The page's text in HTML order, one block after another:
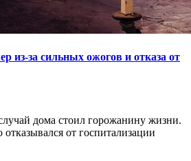
из-за сильных ожогов и отказа от
дома стоил горожанину жизни.
от госпитализации